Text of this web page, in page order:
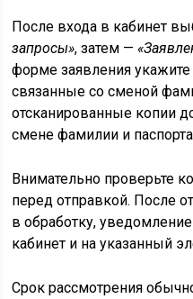
После входа в кабинет
запросы», затем —
форме заявления
связанные со сменой
отсканированные копии
смене фамилии и
Внимательно проверьте
перед отправкой. После
в обработку,
кабинет и на указанный
Срок рассмотрения